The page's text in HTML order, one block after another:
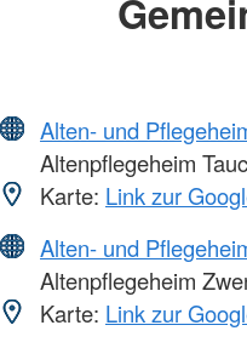
Alten- und
Altenpflegeheim
Karte: Link zur
Alten- und
Altenpflegeheim
Karte: Link zur